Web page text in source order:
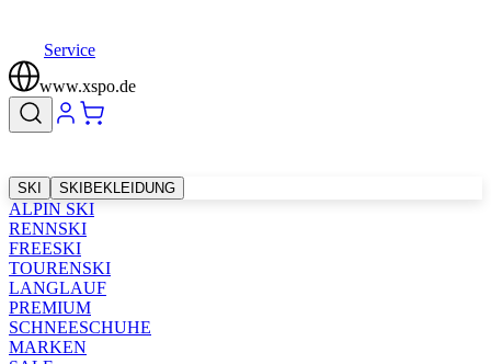
Service
www.xspo.de
SKI SKIBEKLEIDUNG
ALPIN SKI
RENNSKI
FREESKI
TOURENSKI
LANGLAUF
PREMIUM
SCHNEESCHUHE
MARKEN